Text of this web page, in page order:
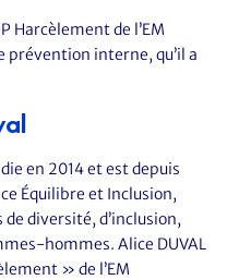
Harcèlement de l’EM
prévention interne, qu’il a
en 2014 et est depuis
Équilibre et Inclusion,
diversité, d’inclusion,
hommes. Alice DUVAL
» de l’EM